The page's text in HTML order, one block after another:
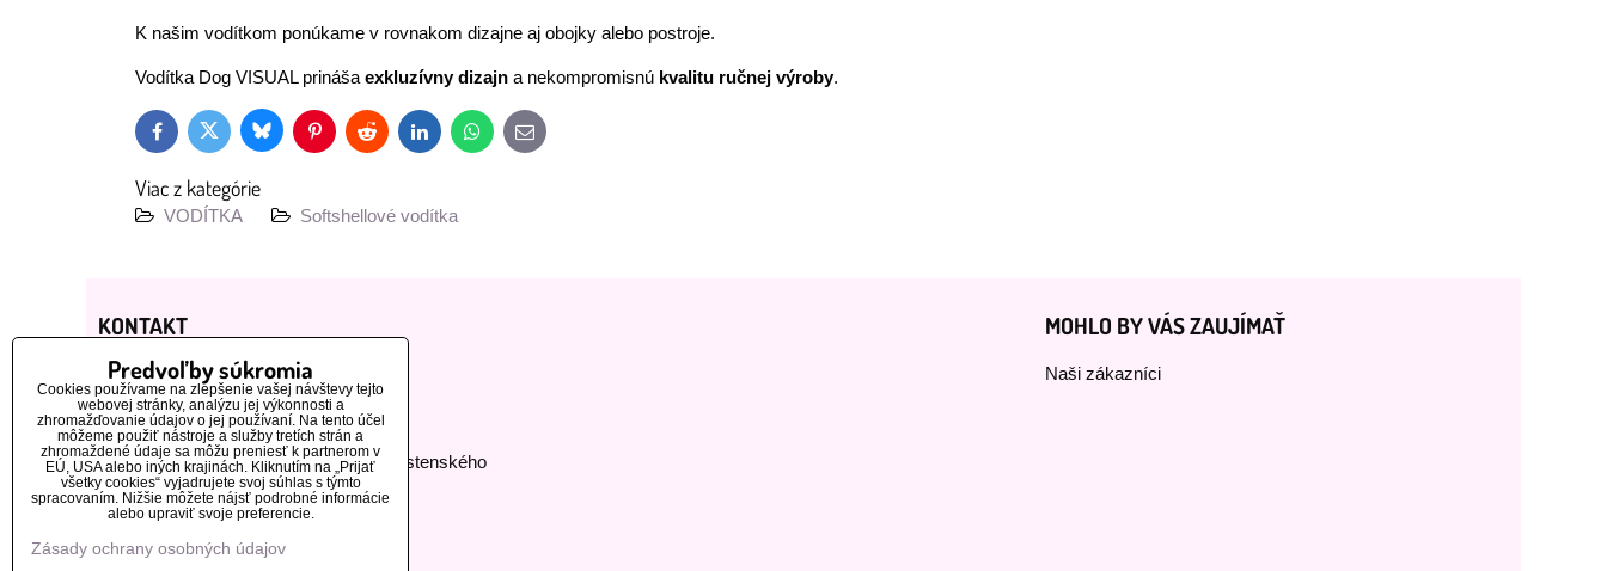
K našim vodítkom ponúkame v rovnakom dizajne aj obojky alebo postroje.
Vodítka Dog VISUAL prináša exkluzívny dizajn a nekompromisnú kvalitu ručnej výroby.
FacebookTwitter BlueskyPinterestReddit LinkedInWhatsApp
E-
mail
Viac z kategórie
VODÍTKA Softshellové vodítka
KONTAKT
DogVisual ®
Lucie Kwasnicová
Fyzická osoba podnikajúca podľa živnostenského
zákona
MOHLO BY VÁS ZAUJÍMAŤ
Naši zákazníci
Predvoľby súkromia
Cookies používame na zlepšenie vašej návštevy tejto
webovej stránky, analýzu jej výkonnosti a
zhromažďovanie údajov o jej používaní. Na tento účel
môžeme použiť nástroje a služby tretích strán a
zhromaždené údaje sa môžu preniesť k partnerom v
EÚ, USA alebo iných krajinách. Kliknutím na „Prijať
všetky cookies“ vyjadrujete svoj súhlas s týmto
spracovaním. Nižšie môžete nájsť podrobné informácie
alebo upraviť svoje preferencie.
Zásady ochrany osobných údajov